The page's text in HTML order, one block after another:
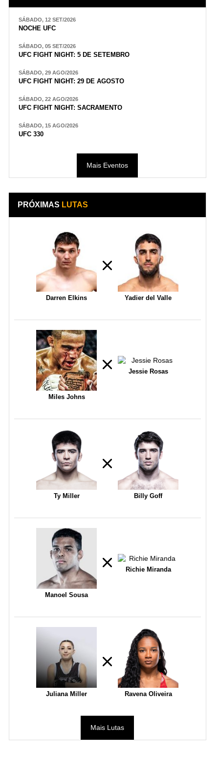
SÁBADO, 12 SET/2026
NOCHE UFC
SÁBADO, 05 SET/2026
UFC FIGHT NIGHT: 5 DE SETEMBRO
SÁBADO, 29 AGO/2026
UFC FIGHT NIGHT: 29 DE AGOSTO
SÁBADO, 22 AGO/2026
UFC FIGHT NIGHT: SACRAMENTO
SÁBADO, 15 AGO/2026
UFC 330
Mais Eventos
PRÓXIMAS LUTAS
Darren Elkins Yadier del Valle
Miles Johns
Jessie Rosas
Ty Miller Billy Goff
Manoel Sousa
Richie Miranda
Juliana Miller Ravena Oliveira
Mais Lutas